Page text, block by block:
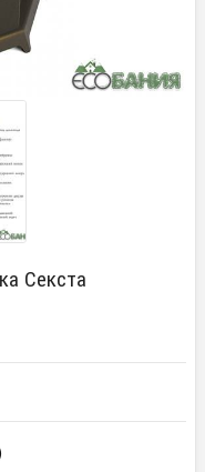
Секста